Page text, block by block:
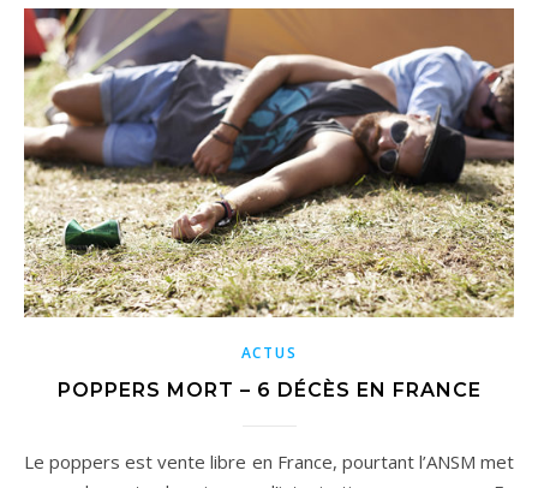
ACTUS
POPPERS MORT – 6 DÉCÈS EN FRANCE
Le poppers est vente libre en France, pourtant l’ANSM met